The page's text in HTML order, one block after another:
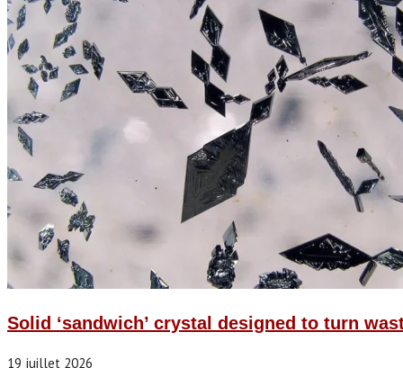
Solid ‘sandwich’ crystal designed to turn
19 juillet 2026